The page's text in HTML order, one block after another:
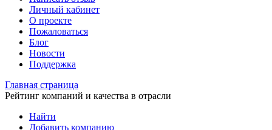
Личный кабинет
О проекте
Пожаловаться
Блог
Новости
Поддержка
Главная страница
Рейтинг компаний и качества в отрасли
Найти
Добавить компанию